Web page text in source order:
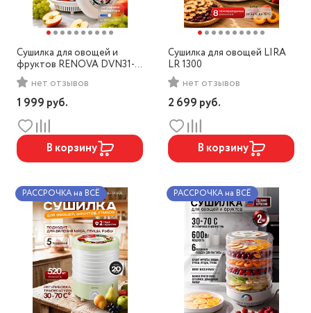
Сушилка для овощей и
фруктов RENOVA DVN31-
500/5нет отзывов
1 999 руб.
В корзину
Сушилка для овощей LIRA
LR 1300
нет отзывов
2 699 руб.
В корзину
РАССРОЧКА на ВСЁ РАССРОЧКА на ВСЁ